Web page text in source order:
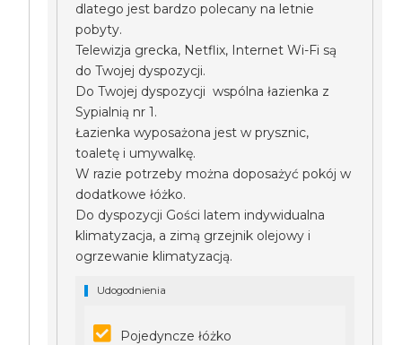
dlatego jest bardzo polecany na letnie
pobyty.
Telewizja grecka, Netflix, Internet Wi-Fi są
do Twojej dyspozycji.
Do Twojej dyspozycji wspólna łazienka z
Sypialnią nr 1.
Łazienka wyposażona jest w prysznic,
toaletę i umywalkę.
W razie potrzeby można doposażyć pokój w
dodatkowe łóżko.
Do dyspozycji Gości latem indywidualna
klimatyzacja, a zimą grzejnik olejowy i
ogrzewanie klimatyzacją.
Udogodnienia
Pojedyncze łóżko